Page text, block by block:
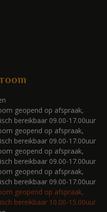
geopend op afspraak,
bereikbaar 09.00-17.00uur
geopend op afspraak,
bereikbaar 09.00-17.00uur
geopend op afspraak,
bereikbaar 09.00-17.00uur
geopend op afspraak,
bereikbaar 09.00-17.00uur
geopend op afspraak,
bereikbaar 10.00-15.00uur